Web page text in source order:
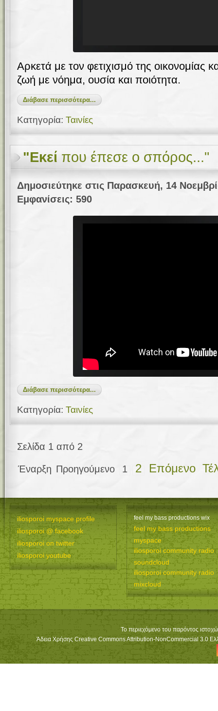
Αρκετά με τον φετιχισμό της οικονομίας
ζωή με νόημα, ουσία και ποιότητα.
Διάβασε περισσότερα...
Κατηγορία: Ταινίες
"Εκεί που έπεσε ο σπόρος..."
Δημοσιεύτηκε στις Παρασκευή, 14
Εμφανίσεις: 590
Διάβασε περισσότερα...
Κατηγορία: Ταινίες
Σελίδα 1 από 2
Έναρξη Προηγούμενο 1 2 Επόμενο
iliosporoi myspace profile
iliosporoi @ facebook
iliosporoi on twitter
iliosporoi youtube
feel my bass productions wix
feel my bass productions
myspace
iliosporoi community radio
soundcloud
iliosporoi community radio
mixcloud
Το περιεχόμενο του παρόντος
Άδεια Χρήσης Creative Commons Attribution-NonCommercial 3.0